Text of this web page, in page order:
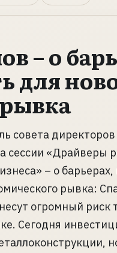
– о
для
совета
сессии «Драйверы
– о
рывка:
огромный риск
Сегодня